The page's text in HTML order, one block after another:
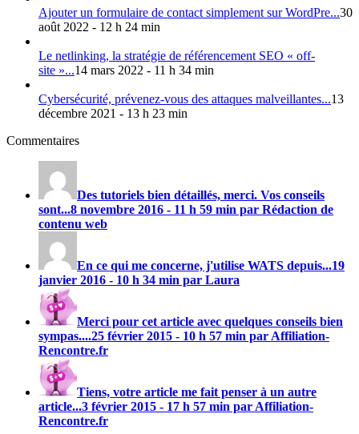
Ajouter un formulaire de contact simplement sur WordPre...30
août 2022 - 12 h 24 min
Le netlinking, la stratégie de référencement SEO « off-
site »...14 mars 2022 - 11 h 34 min
Cybersécurité, prévenez-vous des attaques malveillantes...13
décembre 2021 - 13 h 23 min
Commentaires
Des tutoriels bien détaillés, merci. Vos conseils
sont...8 novembre 2016 - 11 h 59 min par Rédaction de
contenu web
En ce qui me concerne, j'utilise WATS depuis...19
janvier 2016 - 10 h 34 min par Laura
Merci pour cet article avec quelques conseils bien
sympas....25 février 2015 - 10 h 57 min par Affiliation-
Rencontre.fr
Tiens, votre article me fait penser à un autre
article...3 février 2015 - 17 h 57 min par Affiliation-
Rencontre.fr